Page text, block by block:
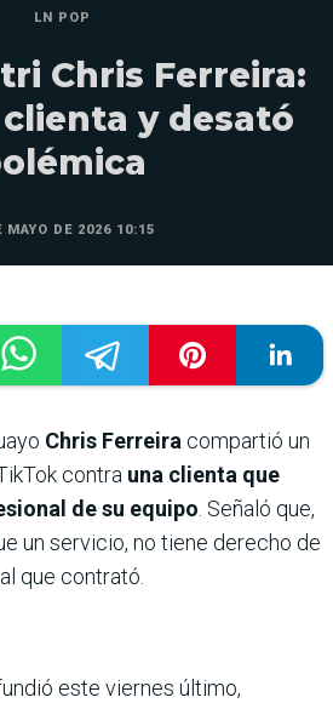
LN POP
Chris Ferreira:
y desató
MAYO DE 2026 10:15
Chris Ferreira compartió un
contra una clienta que
de su equipo. Señaló que,
un servicio, no tiene derecho de
que contrató.
este viernes último,